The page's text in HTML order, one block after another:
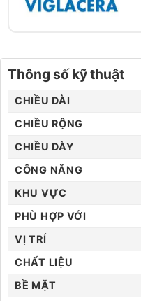
Thông số kỹ thuật
CHIỀU DÀI
CHIỀU RỘNG
CHIỀU DÀY
CÔNG NĂNG
KHU VỰC
PHÙ HỢP VỚI
VỊ TRÍ
CHẤT LIỆU
BỀ MẶT